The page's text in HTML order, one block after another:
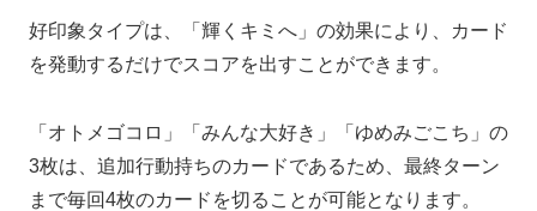
好印象タイプは、「輝くキミへ」の効果により、カード
を発動するだけでスコアを出すことができます。
「オトメゴコロ」「みんな大好き」「ゆめみごこち」の
3枚は、追加行動持ちのカードであるため、最終ターン
まで毎回4枚のカードを切ることが可能となります。